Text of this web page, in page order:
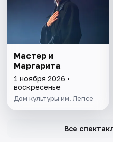
Мастер и
Маргарита
1 ноября 2026 •
воскресенье
Дом культуры им. Лепсе
Все